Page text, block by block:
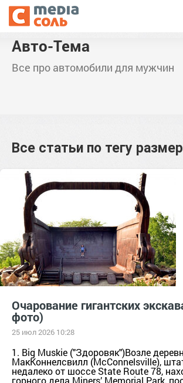
Авто-Тема
Все про автомобили для мужчин
Все статьи по тегу размер
Очарование гигантских
фото)
25 июл 2026 10:28
1. Big Muskie ("Здоровяк")Возле
МакКоннелсвилл (McConnelsville),
недалеко от шоссе State Route 78,
горного дела Miners’ Memorial Park,